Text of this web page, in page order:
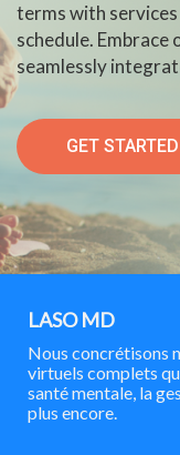
terms with
schedule.
seamlessly
GET STARTED
LASO MD
Nous concrétisons
virtuels complets
santé mentale, la
plus encore.